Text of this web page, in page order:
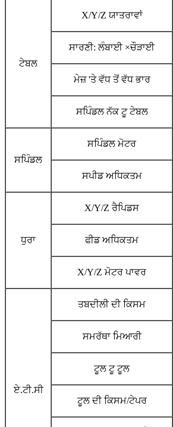
ਟੇਬਲ
X/Y/Z ਯਾਤਰਾਵਾਂ
ਸਾਰਣੀ: ਲੰਬਾਈ ×ਚੌੜਾਈ
ਮੇਜ਼ 'ਤੇ ਵੱਧ ਤੋਂ ਵੱਧ ਭਾਰ
ਸਪਿੰਡਲ ਨੱਕ ਟੂ ਟੇਬਲ
ਸਪਿੰਡਲ
ਸਪਿੰਡਲ ਮੋਟਰ
ਸਪੀਡ ਅਧਿਕਤਮ
ਧੁਰਾ
X/Y/Z ਰੈਪਿਡਸ
ਫੀਡ ਅਧਿਕਤਮ
X/Y/Z ਮੋਟਰ ਪਾਵਰ
ਏ.ਟੀ.ਸੀ
ਤਬਦੀਲੀ ਦੀ ਕਿਸਮ
ਸਮਰੱਥਾ ਮਿਆਰੀ
ਟੂਲ ਟੂ ਟੂਲ
ਟੂਲ ਦੀ ਕਿਸਮ/ਟੇਪਰ